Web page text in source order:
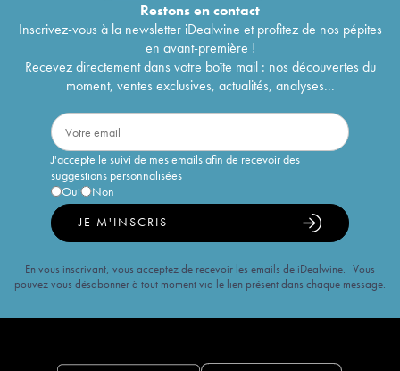
Restons encontact
Inscrivez-vous à la newsletter iDealwine et profitez de nos pépites
en avant-première !
Recevez directement dans votre boîte mail : nos découvertes du
moment, ventes exclusives, actualités, analyses...
J'accepte le suivi de mes emails afin de recevoir des
suggestions personnalisées
Oui
Non
JE M'INSCRIS
En vous inscrivant, vous acceptez de recevoir les emails de iDealwine. Vous
pouvez vous désabonner à tout moment via le lien présent dans chaque message.